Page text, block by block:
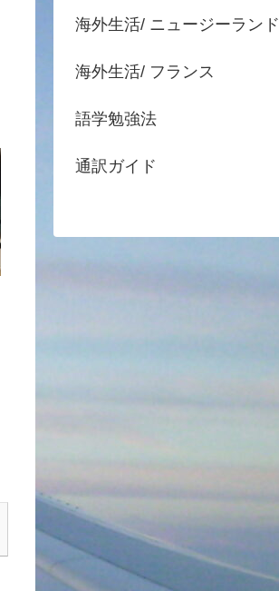
海外生活/ ニュージーランド
海外生活/ フランス
語学勉強法
通訳ガイド